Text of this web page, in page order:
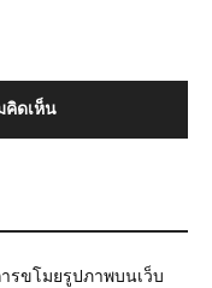
คิดเห็น
รขโมยรูปภาพบนเว็บ